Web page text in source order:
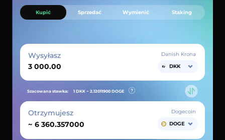
Kupić Sprzedać Wymienić Staking
Wysyłasz
Danish Krona
DKK
Szacowana stawka: 1 DKK ~ 2.12011900 DOGE
Otrzymujesz
~
Dogecoin
DOGE